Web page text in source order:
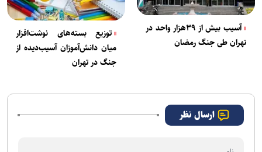
آسیب‌ بیش از ۳۹هزار واحد در
تهران طی جنگ رمضان
توزیع بسته‌های نوشت‌افزار
میان دانش‌آموزان آسیب‌دیده از
جنگ در تهران
ارسال نظر